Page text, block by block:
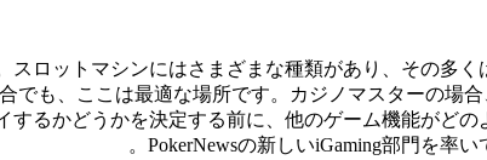
ロットマシンにはさまざまな種類があり、その多
も、ここは最適な場所です。カジノマスターの場
るかどうかを決定する前に、他のゲーム機能がどの
PokerNewsの新しいiGaming部門を率